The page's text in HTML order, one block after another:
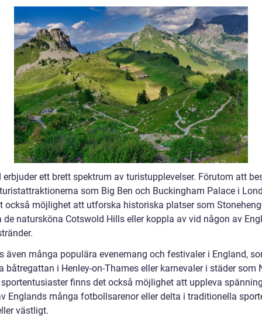
erbjuder ett brett spektrum av turistupplevelser. Förutom att
som Big Ben och Buckingham Palace i
också möjlighet att utforska historiska platser som
de natursköna Cotswold Hills eller koppla av vid någon av
även många populära evenemang och festivaler i England,
båtregattan i Henley-on-Thames eller karnevaler i städer som
finns det också möjlighet att uppleva
Englands många fotbollsarenor eller delta i traditionella
västligt.